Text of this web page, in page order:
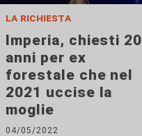
la richiesta
Imperia, chiesti 20
anni per ex
forestale che nel
2021 uccise la
moglie
04/05/2022